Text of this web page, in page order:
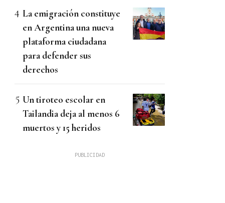
La emigración constituye
en Argentina una nueva
plataforma ciudadana
para defender sus
derechos
Un tiroteo escolar en
Tailandia deja al menos 6
muertos y 15 heridos